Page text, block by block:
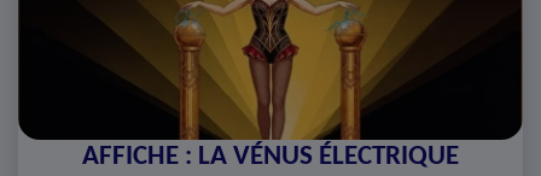
AFFICHE : LA VÉNUS ÉLECTRIQUE